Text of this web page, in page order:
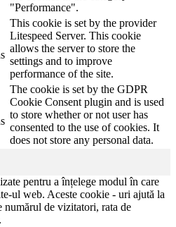
"Performance".
This cookie is set by the provider
Litespeed Server. This cookie
allows the server to store the
settings and to improve
performance of the site.
The cookie is set by the GDPR
Cookie Consent plugin and is used
to store whether or not user has
consented to the use of cookies. It
does not store any personal data.
pentru a înțelege modul în care
ul web. Aceste cookie - uri ajută la
numărul de vizitatori, rata de